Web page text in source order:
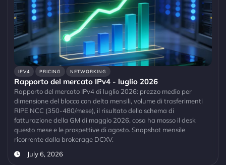
IPV4 PRICING NETWORKING
Rapporto del mercato IPv4 - luglio 2026
Rapporto del mercato IPv4 di luglio 2026: prezzo medio per
dimensione del blocco con delta mensili, volume di trasferimenti
RIPE NCC (350-480/mese), il risultato dello schema di
fatturazione della GM di maggio 2026, cosa ha mosso il desk
questo mese e le prospettive di agosto. Snapshot mensile
ricorrente dalla brokerage DCXV.
July 6, 2026